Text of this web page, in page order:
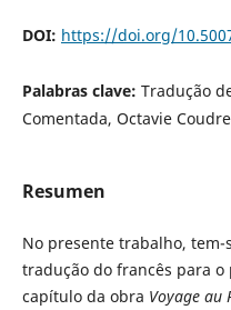
DOI: https://doi.org/
Palabras clave: Tradução
Comentada, Octavie
Resumen
No presente trabalho,
tradução do francês para
capítulo da obra Voyage au